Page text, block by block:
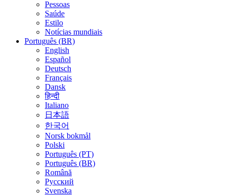
Pessoas
Saúde
Estilo
Notícias mundiais
Português (BR)
English
Español
Deutsch
Français
Dansk
हिन्दी
Italiano
日本語
한국어
Norsk bokmål
Polski
Português (PT)
Português (BR)
Română
Русский
Svenska